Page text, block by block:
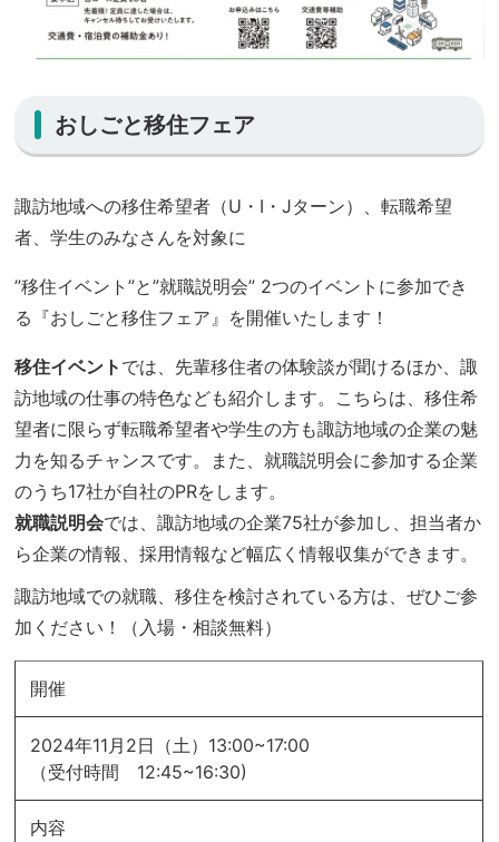
おしごと移住フェア
諏訪地域への移住希望者（U・I・Jターン）、転職希望
者、学生のみなさんを対象に
”移住イベント”と”就職説明会” 2つのイベントに参加でき
る『おしごと移住フェア』を開催いたします！
移住イベント では、先輩移住者の体験談が聞けるほか、諏
訪地域の仕事の特色なども紹介します。こちらは、移住希
望者に限らず転職希望者や学生の方も諏訪地域の企業の魅
力を知るチャンスです。また、就職説明会に参加する企業
のうち17社が自社のPRをします。
就職説明会では、諏訪地域の企業75社が参加し、担当者か
ら企業の情報、採用情報など幅広く情報収集ができます。
諏訪地域での就職、移住を検討されている方は、ぜひご参
加ください！（入場・相談無料）
開催
2024年11月2日（土）13:00~17:00
（受付時間 12:45~16:30)
内容